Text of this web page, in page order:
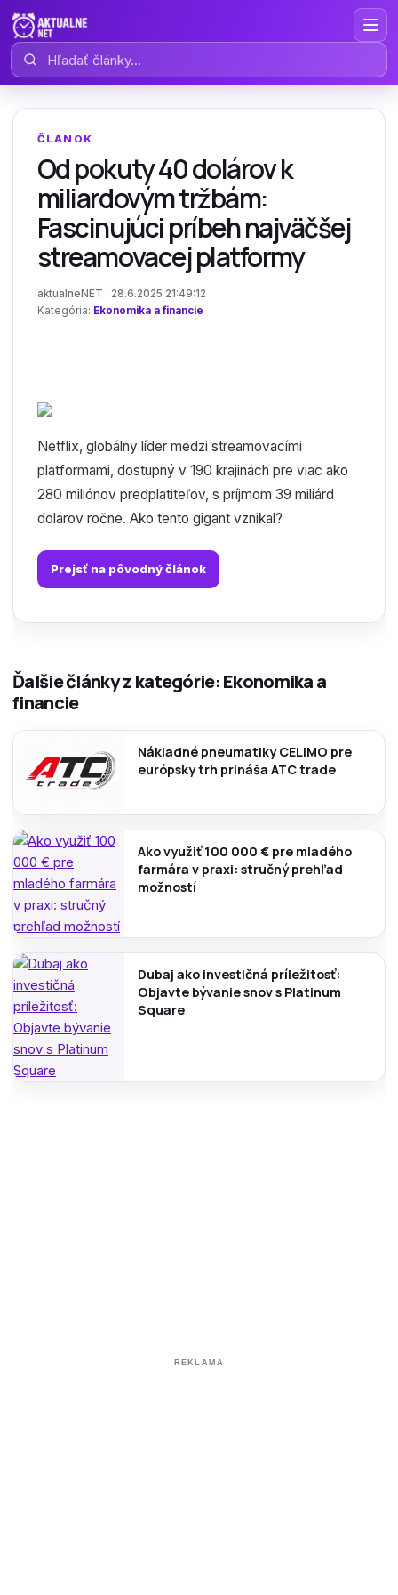
Hľadať články
ČLÁNOK
Od pokuty 40 dolárov k
miliardovým tržbám:
Fascinujúci príbeh najväčšej
streamovacej platformy
aktualneNET · 28.6.2025 21:49:12
Kategória: Ekonomika a financie
Netflix, globálny líder medzi streamovacími
platformami, dostupný v 190 krajinách pre viac ako
280 miliónov predplatiteľov, s príjmom 39 miliárd
dolárov ročne. Ako tento gigant vznikal?
Prejsť na pôvodný článok
Ďalšie články z kategórie: Ekonomika a
financie
Nákladné pneumatiky CELIMO pre
európsky trh prináša ATC trade
Ako využiť 100 000 € pre mladého
farmára v praxi: stručný prehľad
možností
Dubaj ako investičná príležitosť:
Objavte bývanie snov s Platinum
Square
REKLAMA